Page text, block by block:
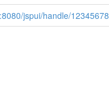
jspui/handle/